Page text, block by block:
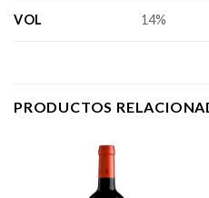
VOL 14%
PRODUCTOS